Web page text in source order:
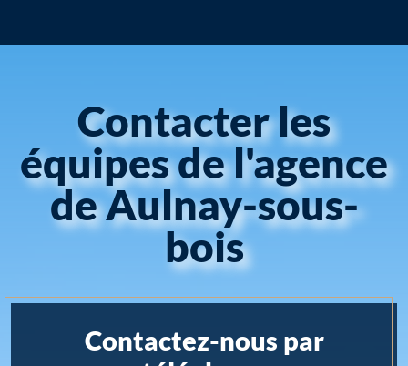
Contacter les
équipes de l'agence
de Aulnay-sous-
bois
Contactez-nous par